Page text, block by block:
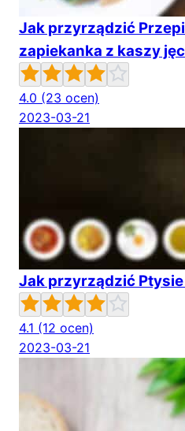
Jak przyrządzić
zapiekanka z kaszy
4.0 (23 ocen)
2023-03-21
Jak przyrządzić
4.1 (12 ocen)
2023-03-21